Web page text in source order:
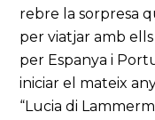
rebre la sorpresa
per viatjar amb
per Espanya i
iniciar el mateix
“Lucia di